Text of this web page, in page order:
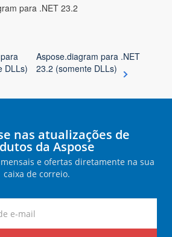
para .NET 23.2
DLLs)
Aspose.diagram para .NET
23.2 (somente DLLs)
nas atualizações de
da Aspose
e ofertas diretamente na sua
caixa de correio.